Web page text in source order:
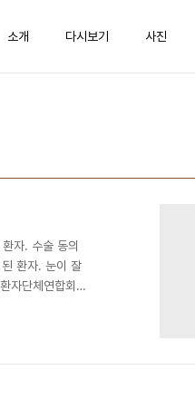
소개 다시보기 사진
자. 수술 동의
환자. 눈이 잘
자단체연합회가
진행자로, 권용